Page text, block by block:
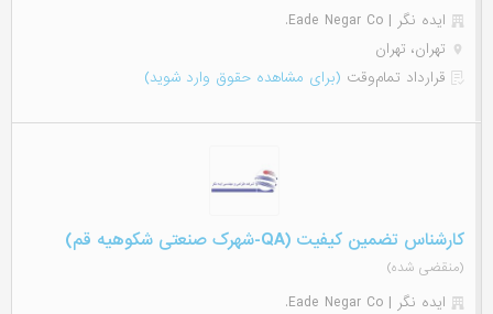
ایده نگر | Eade Negar Co.
تهران، تهران
قرارداد تمام‌وقت (برای مشاهده حقوق وارد شوید)
کارشناس تضمین کیفیت (QA-شهرک صنعتی شکوهیه قم)
(منقضی شده)
ایده نگر | Eade Negar Co.